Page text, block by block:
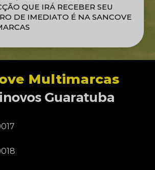
QUE IRÁ RECEBER SEU
DE IMEDIATO É NA SANCOVE
Multimarcas
Guaratuba